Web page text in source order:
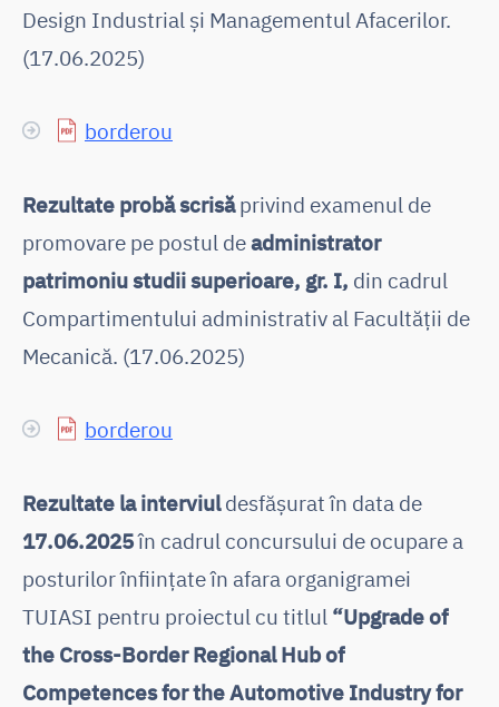
Design Industrial și Managementul Afacerilor.
(17.06.2025)
borderou
Rezultate probă scrisăprivind examenul de
promovare pe postul deadministrator
patrimoniu studii superioare, gr. I, din cadrul
Compartimentului administrativ al Facultății de
Mecanică. (17.06.2025)
borderou
Rezultate la interviuldesfășurat în data de
17.06.2025în cadrul concursului de ocupare a
posturilor înființate în afara organigramei
TUIASI pentru proiectul cu titlul “Upgrade of
the Cross-Border Regional Hub of
Competences for the Automotive Industry for